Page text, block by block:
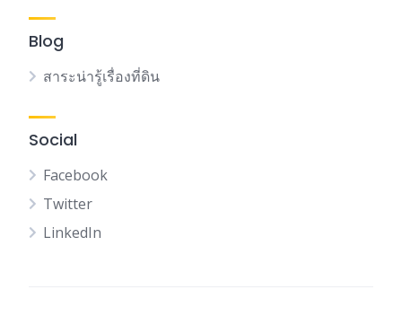
Blog
สาระน่ารู้เรื่องที่ดิน
Social
Facebook
Twitter
LinkedIn